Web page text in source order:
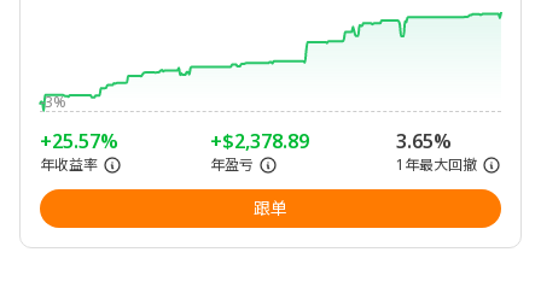
-3%
+25.57%
年收益率
+$2,378.89
年盈亏
3.65%
1年最大回撤
跟单